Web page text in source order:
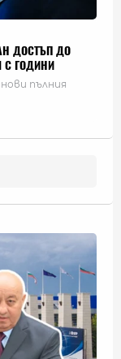
ДОСТЪП ДО
С ГОДИНИ
пълния